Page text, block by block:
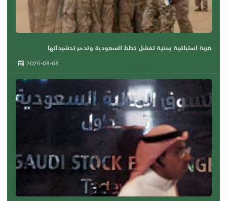
ضربة استباقية يمنية تفشل خطط السعودية وتدمر تحشيداتها
2026-08-08